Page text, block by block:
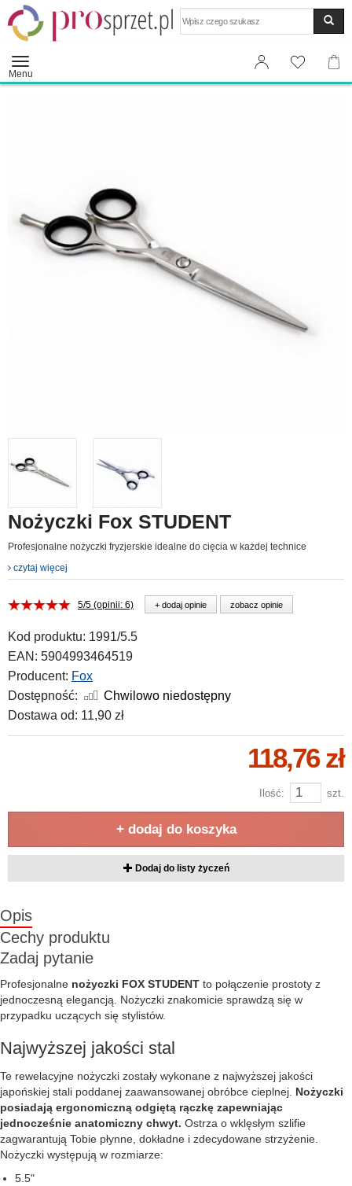
Menu
Nożyczki Fox STUDENT
Profesjonalne nożyczki fryzjerskie idealne do cięcia w każdej technice
czytaj więcej
5/5 (opinii: 6) + dodaj opinie zobacz opinie
Kod produktu: 1991/5.5
EAN: 5904993464519
Producent: Fox
Dostępność:
Chwilowo niedostępny
Dostawa od: 11,90 zł
118,76 zł
Ilość: szt.
+ dodaj do koszyka
Dodaj do listy życzeń
Opis
Cechy produktu
Zadaj pytanie
Profesjonalne nożyczki FOX STUDENT to połączenie prostoty z
jednoczesną elegancją. Nożyczki znakomicie sprawdzą się w
przypadku uczących się stylistów.
Najwyższej jakości stal
Te rewelacyjne nożyczki zostały wykonane z najwyższej jakości
japońskiej stali poddanej zaawansowanej obróbce cieplnej. Nożyczki
posiadają ergonomiczną odgiętą rączkę zapewniając
jednocześnie anatomiczny chwyt. Ostrza o wklęsłym szlifie
zagwarantują Tobie płynne, dokładne i zdecydowane strzyżenie.
Nożyczki występują w rozmiarze:
5.5"